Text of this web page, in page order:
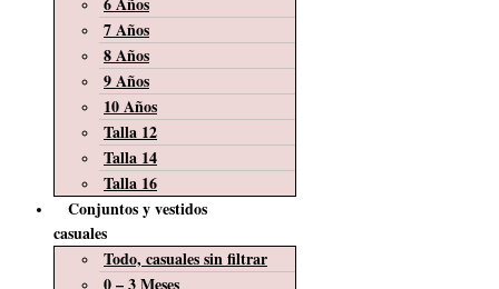
7 Años
8 Años
9 Años
10 Años
Talla 12
Talla 14
Talla 16
Conjuntos y vestidos
casuales
Todo, casuales sin filtrar